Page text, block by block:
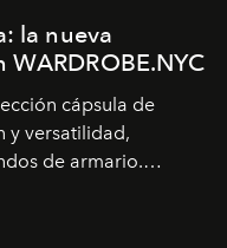
la nueva
cápsula de
y versatilidad,
de armario.
agosto.